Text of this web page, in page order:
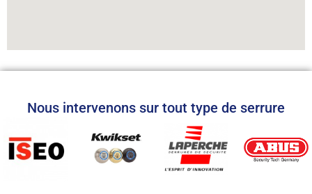
Nous intervenons sur tout type de serrure